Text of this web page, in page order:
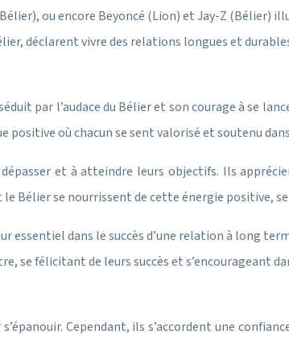
ou encore Beyoncé (Lion) et Jay-Z
déclarent vivre des relations longues et
par l’audace du Bélier et son courage à se
où chacun se sent valorisé et soutenu
et à atteindre leurs objectifs. Ils
le Bélier se nourrissent de cette énergie
essentiel dans le succès d’une relation à long
se félicitant de leurs succès et s’encourageant
Cependant, ils s’accordent une